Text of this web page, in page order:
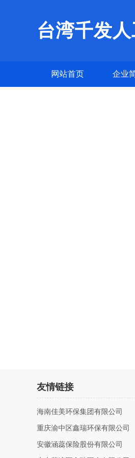
台湾千发
网站首页 企业
友情链接
海南佳美环保集团有限公司
重庆渝中区鑫瑞环保有限公司
安徽涵蕊保险股份有限公司